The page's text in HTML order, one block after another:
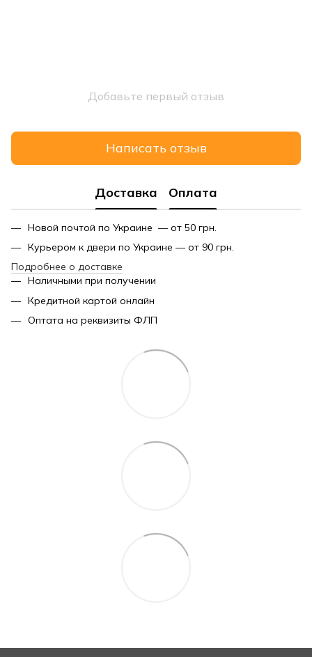
Добавьте первый отзыв
Написать отзыв
Доставка Оплата
Новой почтой по Украине — от 50 грн.
Курьером к двери по Украине — от 90 грн.
Подробнее о доставке
Наличными при получении
Кредитной картой онлайн
Оптата на реквизиты ФЛП